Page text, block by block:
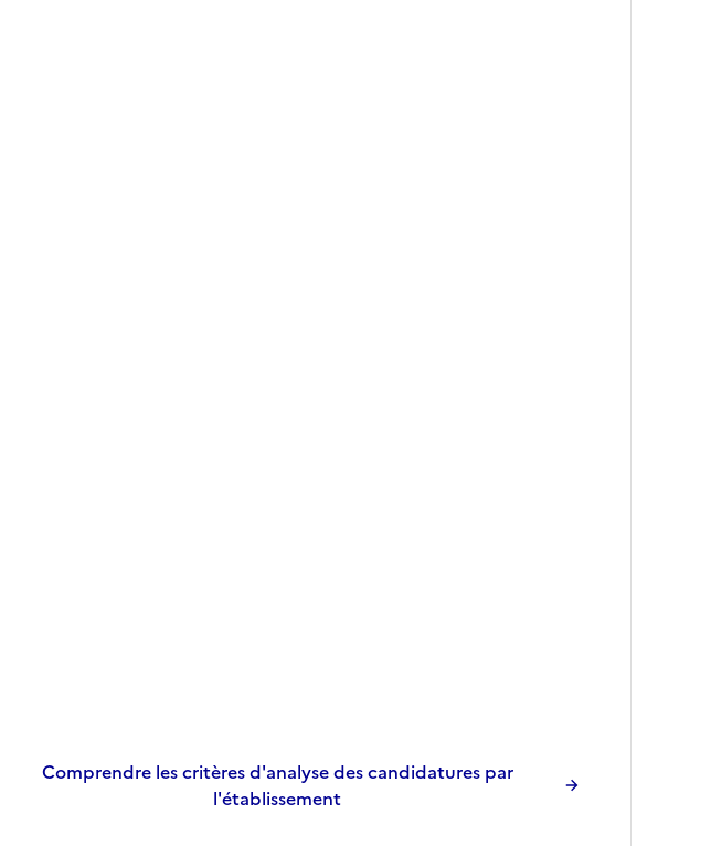
Comprendre les critères d'analyse des candidatures par
l'établissement